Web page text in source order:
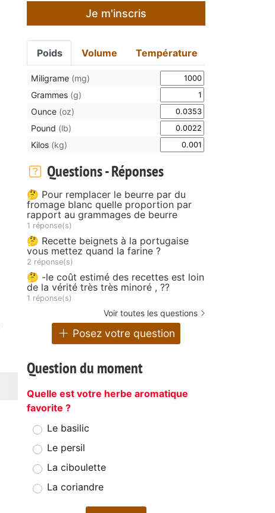
Je m'inscris
Poids Volume Température
Miligrame (mg)
Grammes (g)
Ounce (oz)
Pound (lb)
Kilos (kg)
Questions - Réponses
🤔 Pour remplacer le beurre par du
fromage blanc quelle proportion par
rapport au grammages de beurre
1 réponse(s)
🤔 Recette beignets à la portugaise
vous mettez quand la farine ?
2 réponse(s)
🤔 -le coût estimé des recettes est loin
de la vérité très très minoré , ??
1 réponse(s)
Voir toutes les questions
Posez votre question
Question du moment
Quelle est votre herbe aromatique
favorite ?
Le basilic
Le persil
La ciboulette
La coriandre